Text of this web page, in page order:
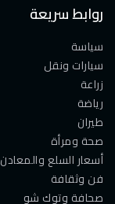
روابط سريعة
سياسة
سيارات ونقل
زراعة
رياضة
طيران
صحة ومرأة
أسعار السلع والمعادن
فن وثقافة
صحافة وتوك شو